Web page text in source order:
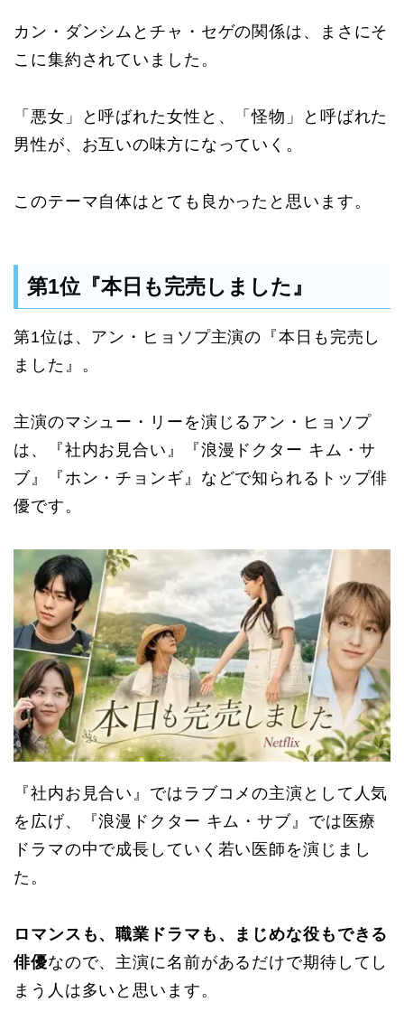
カン・ダンシムとチャ・セゲの関係は、まさにそ
こに集約されていました。
「悪女」と呼ばれた女性と、「怪物」と呼ばれた
男性が、お互いの味方になっていく。
このテーマ自体はとても良かったと思います。
第1位『本日も完売しました』
第1位は、アン・ヒョソプ主演の『本日も完売し
ました』。
主演のマシュー・リーを演じるアン・ヒョソプ
は、『社内お見合い』『浪漫ドクター キム・サ
ブ』『ホン・チョンギ』などで知られるトップ俳
優です。
『社内お見合い』ではラブコメの主演として人気
を広げ、『浪漫ドクター キム・サブ』では医療
ドラマの中で成長していく若い医師を演じまし
た。
ロマンスも、職業ドラマも、まじめな役もできる
俳優なので、主演に名前があるだけで期待してし
まう人は多いと思います。